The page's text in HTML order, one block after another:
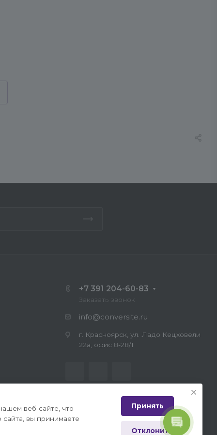
+7 391 204-60-83
Заказать звонок
info@conversite.ru
г. Красноярск, ул. Ладо Кецховели
22а, офис 8-28/1
веб-сайте, что
вы принимаете
Принять
Отклонить